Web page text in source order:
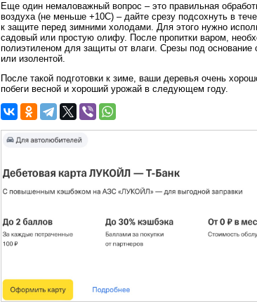
Еще один немаловажный вопрос – это правильная
воздуха (не меньше +10С) – дайте срезу подсохнуть в
к защите перед зимними холодами. Для этого нужно
садовый или простую олифу. После пропитки варом,
полиэтиленом для защиты от влаги. Срезы под основание
или изолентой.
После такой подготовки к зиме, ваши деревья очень
побеги весной и хороший урожай в следующем году.